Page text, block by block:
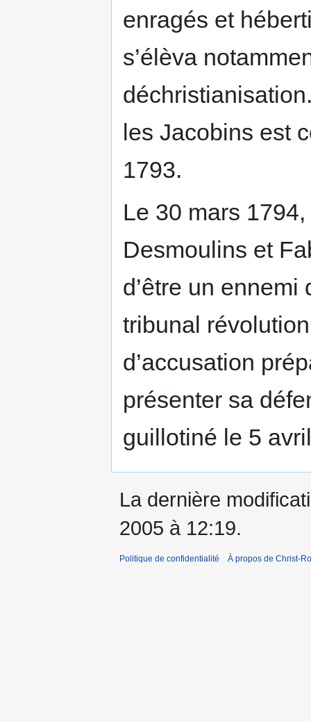
enragés et
s’élèva
les Jacobins est
1793.
Le 30 mars
Desmoulins et
d’être un
tribunal
d’accusation
présenter sa
guillotiné le 5
La dernière
2005 à 12:19.
Politique de confidentialité À propos de Christ-